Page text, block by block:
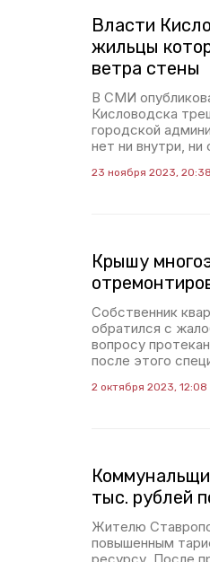
Власти
жильцы
ветра стены
В СМИ
Кисловодска
городской
нет ни внутри,
23 ноября 2023, 20:38
Крышу
Собственник
обратился с
вопросу
после этого
2 октября 2023, 12:08
тыс. рублей
Жителю
повышенным